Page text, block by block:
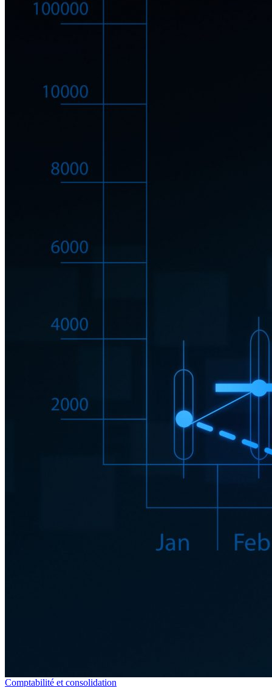
Comptabilité et consolidation